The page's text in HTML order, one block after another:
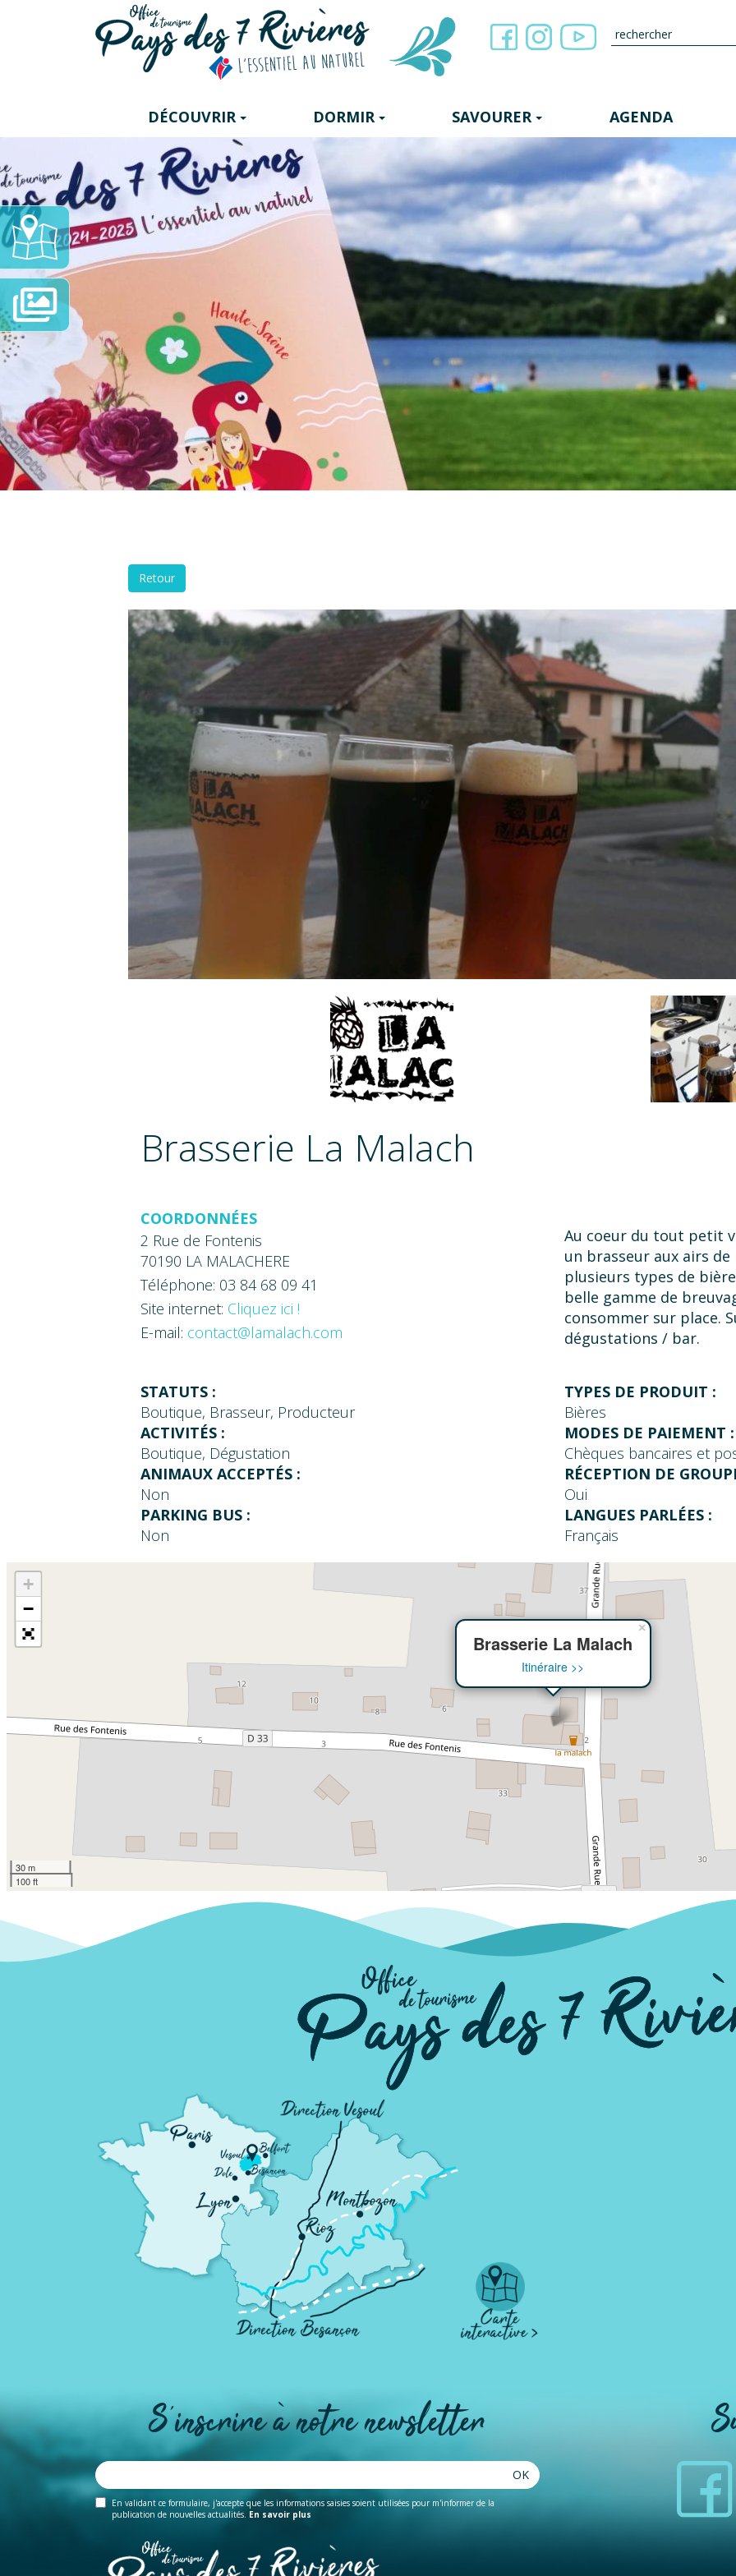
DÉCOUVRIR DORMIR SAVOURER AGENDA
Carte
Interactive
Diaporama
Retour
Brasserie La Malach
COORDONNÉES
2 Rue de Fontenis
70190 LA MALACHERE
Téléphone: 03 84 68 09 41
Site internet: Cliquez ici !
E-mail: contact@lamalach.com
Au coeur du tout petit
un brasseur aux airs
plusieurs types de
belle gamme de
consommer sur place.
dégustations / bar.
STATUTS :
Boutique, Brasseur, Producteur
TYPES DE PRODUIT :
Bières
ACTIVITÉS :
Boutique, Dégustation
MODES DE PAIEMENT :
Chèques bancaires et
ANIMAUX ACCEPTÉS :
Non
RÉCEPTION DE
Oui
PARKING BUS :
Non
LANGUES PARLÉES :
Français
Brasserie La Malach
Itinéraire >>
×
+
−
30 m
100 ft
S'inscrire à notre newsletter
En validant ce formulaire, j'accepte que les informations saisies soient utilisées pour m'informer de la
publication de nouvelles actualités. En savoir plus
OK
Panneau de gestion des cookies